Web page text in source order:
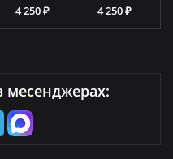
4 250 ₽ 4 250 ₽
месенджерах: